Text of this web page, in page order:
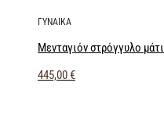
ΓΥΝΑΙΚΑ
Μενταγιόν στρόγγυλο μάτι
445,00€